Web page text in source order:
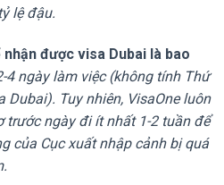
lệ đậu.
được visa Dubai là bao
4 ngày làm việc (không tính Thứ
Dubai). Tuy nhiên, VisaOne luôn
trước ngày đi ít nhất 1-2 tuần để
của Cục xuất nhập cảnh bị quá